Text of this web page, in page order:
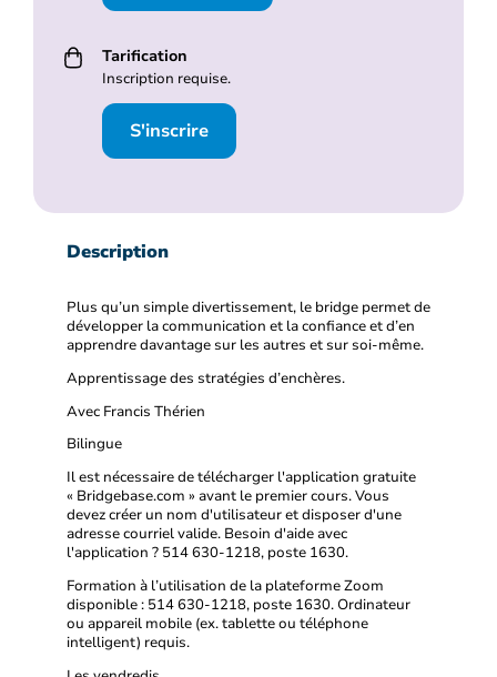
Tarification
Inscription requise.
S'inscrire
Description
Plus qu’un simple divertissement, le bridge permet de
développer la communication et la confiance et d’en
apprendre davantage sur les autres et sur soi-même.
Apprentissage des stratégies d’enchères.
Avec Francis Thérien
Bilingue
Il est nécessaire de télécharger l'application gratuite
« Bridgebase.com » avant le premier cours. Vous
devez créer un nom d'utilisateur et disposer d'une
adresse courriel valide. Besoin d'aide avec
l'application ? 514 630-1218, poste 1630.
Formation à l’utilisation de la plateforme Zoom
disponible : 514 630-1218, poste 1630. Ordinateur
ou appareil mobile (ex. tablette ou téléphone
intelligent) requis.